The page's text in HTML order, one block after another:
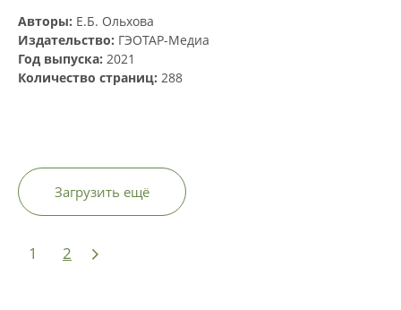
Авторы: Е.Б. Ольхова
Издательство: ГЭОТАР-Медиа
Год выпуска: 2021
Количество страниц: 288
Загрузить ещё
1 2